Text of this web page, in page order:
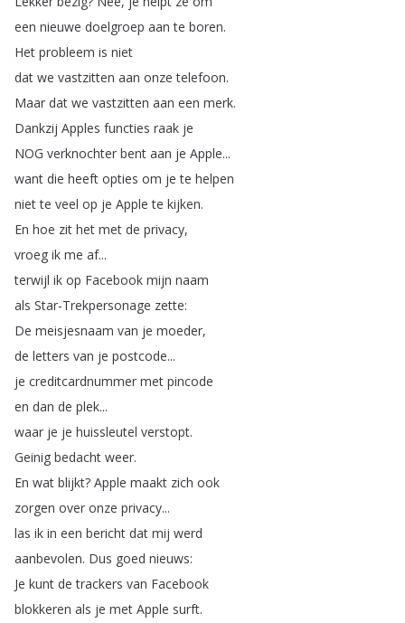
een nieuwe doelgroep aan te boren.
Het probleem is niet
dat we vastzitten aan onze telefoon.
Maar dat we vastzitten aan een merk.
Dankzij Apples functies raak je
NOG verknochter bent aan je Apple...
want die heeft opties om je te helpen
niet te veel op je Apple te kijken.
En hoe zit het met de privacy,
vroeg ik me af...
terwijl ik op Facebook mijn naam
als Star-Trekpersonage zette:
De meisjesnaam van je moeder,
de letters van je postcode...
je creditcardnummer met pincode
en dan de plek...
waar je je huissleutel verstopt.
Geinig bedacht weer.
En wat blijkt? Apple maakt zich ook
zorgen over onze privacy...
las ik in een bericht dat mij werd
aanbevolen. Dus goed nieuws:
Je kunt de trackers van Facebook
blokkeren als je met Apple surft.